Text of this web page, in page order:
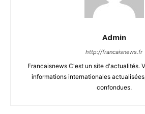
Admin
http://francaisnews.fr
Francaisnews C'est un site d'actualités.
informations internationales
confondues.